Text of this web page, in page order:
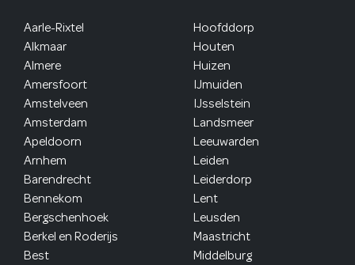
Aarle-Rixtel
Alkmaar
Almere
Amersfoort
Amstelveen
Amsterdam
Apeldoorn
Arnhem
Barendrecht
Bennekom
Bergschenhoek
Berkel en Roderijs
Best
Hoofddorp
Houten
Huizen
IJmuiden
IJsselstein
Landsmeer
Leeuwarden
Leiden
Leiderdorp
Lent
Leusden
Maastricht
Middelburg